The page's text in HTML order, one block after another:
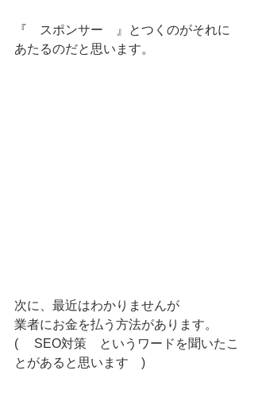
『　スポンサー　』とつくのがそれに
あたるのだと思います。
次に、最近はわかりませんが
業者にお金を払う方法があります。
(　 SEO対策　というワードを聞いたこ
とがあると思います　)